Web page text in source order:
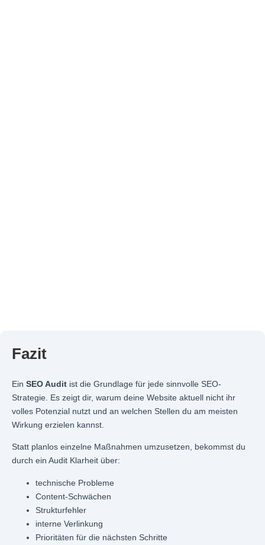
Fazit
Ein SEO Audit ist die Grundlage für jede sinnvolle SEO-
Strategie. Es zeigt dir, warum deine Website aktuell nicht ihr
volles Potenzial nutzt und an welchen Stellen du am meisten
Wirkung erzielen kannst.
Statt planlos einzelne Maßnahmen umzusetzen, bekommst du
durch ein Audit Klarheit über:
technische Probleme
Content-Schwächen
Strukturfehler
interne Verlinkung
Prioritäten für die nächsten Schritte